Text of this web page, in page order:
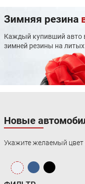
Электропривод
Система выбора
Светодиодные
Дневные ходовые
Люк
Подогрев задних
Обогрев рулевого
Подогрев
Вентиляция
Зимняя резина
Каждый купивший авто
зимней резины на
Новые
Укажите желаемый цвет